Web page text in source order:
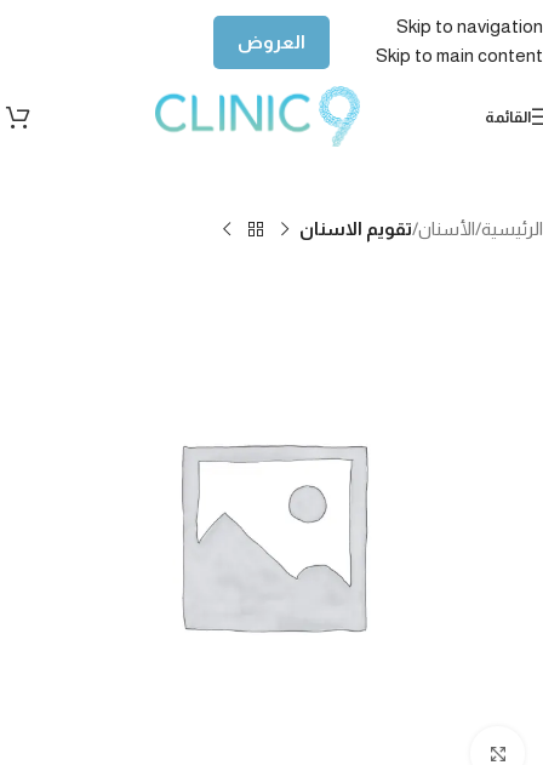
Skip to navigation
Skip to main content
العروض
القائمة
الرئيسية الأسنان تقويم الاسنان